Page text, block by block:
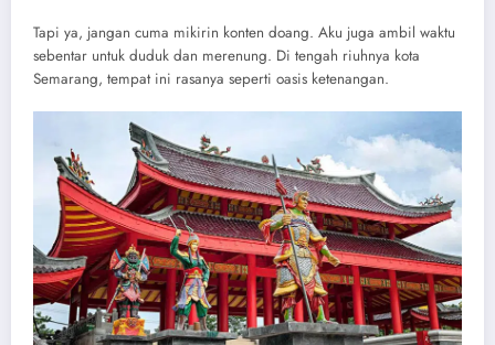
Tapi ya, jangan cuma mikirin konten doang. Aku juga ambil waktu
sebentar untuk duduk dan merenung. Di tengah riuhnya kota
Semarang, tempat ini rasanya seperti oasis ketenangan.